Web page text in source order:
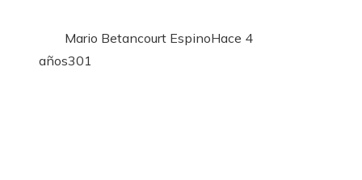
Mario Betancourt EspinoHace 4
años301